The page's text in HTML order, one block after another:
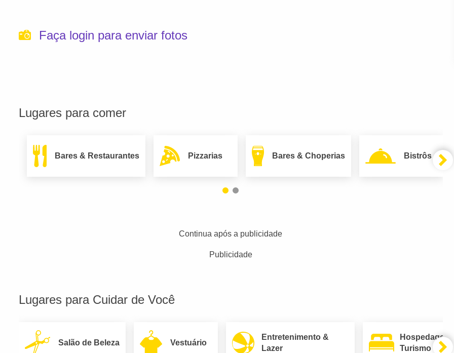
Faça login para enviar fotos
Lugares para comer
Bares & Restaurantes Pizzarias Bares & Choperias Bistrôs
Continua após a publicidade
Publicidade
Lugares para Cuidar de Você
Salão de Beleza Vestuário
Entretenimento &
Lazer
Hospedagem
Turismo